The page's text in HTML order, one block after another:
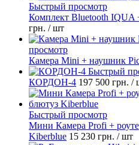
Быстрый просмотр
Комплект Bluetooth IQUA
грн. / шт
просмотр
Камера Mini + наушник
Быстрый
КОРДОН-4 197 500 грн. /
Быстрый просмотр
Мини Камера Profi +
Kiberblue 15 230 грн. / шт